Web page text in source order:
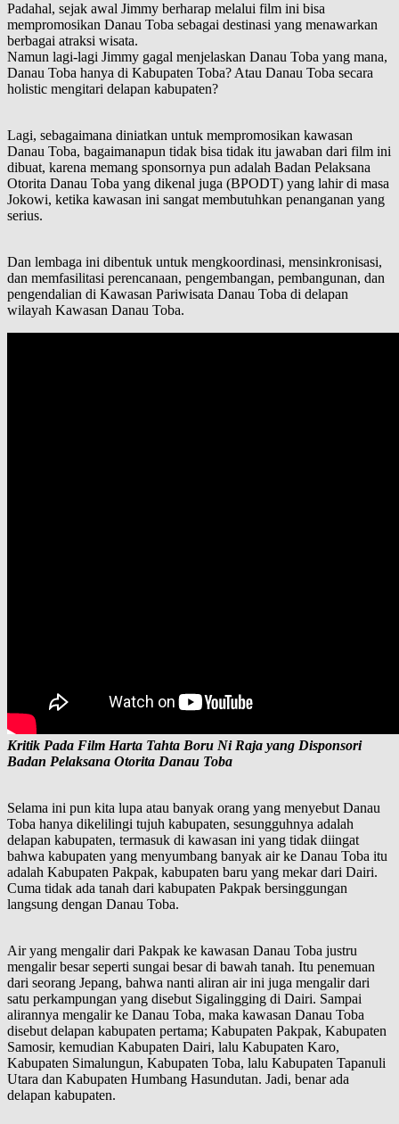
Padahal, sejak awal Jimmy berharap melalui film ini bisa
mempromosikan Danau Toba sebagai destinasi yang menawarkan
berbagai atraksi wisata.
Namun lagi-lagi Jimmy gagal menjelaskan Danau Toba yang mana,
Danau Toba hanya di Kabupaten Toba? Atau Danau Toba secara
holistic mengitari delapan kabupaten?
Lagi, sebagaimana diniatkan untuk mempromosikan kawasan
Danau Toba, bagaimanapun tidak bisa tidak itu jawaban dari film ini
dibuat, karena memang sponsornya pun adalah Badan Pelaksana
Otorita Danau Toba yang dikenal juga (BPODT) yang lahir di masa
Jokowi, ketika kawasan ini sangat membutuhkan penanganan yang
serius.
Dan lembaga ini dibentuk untuk mengkoordinasi, mensinkronisasi,
dan memfasilitasi perencanaan, pengembangan, pembangunan, dan
pengendalian di Kawasan Pariwisata Danau Toba di delapan
wilayah Kawasan Danau Toba.
Kritik Pada Film Harta Tahta Boru Ni Raja yang Disponsori
Badan Pelaksana Otorita Danau Toba
Selama ini pun kita lupa atau banyak orang yang menyebut Danau
Toba hanya dikelilingi tujuh kabupaten, sesungguhnya adalah
delapan kabupaten, termasuk di kawasan ini yang tidak diingat
bahwa kabupaten yang menyumbang banyak air ke Danau Toba itu
adalah Kabupaten Pakpak, kabupaten baru yang mekar dari Dairi.
Cuma tidak ada tanah dari kabupaten Pakpak bersinggungan
langsung dengan Danau Toba.
Air yang mengalir dari Pakpak ke kawasan Danau Toba justru
mengalir besar seperti sungai besar di bawah tanah. Itu penemuan
dari seorang Jepang, bahwa nanti aliran air ini juga mengalir dari
satu perkampungan yang disebut Sigalingging di Dairi. Sampai
alirannya mengalir ke Danau Toba, maka kawasan Danau Toba
disebut delapan kabupaten pertama; Kabupaten Pakpak, Kabupaten
Samosir, kemudian Kabupaten Dairi, lalu Kabupaten Karo,
Kabupaten Simalungun, Kabupaten Toba, lalu Kabupaten Tapanuli
Utara dan Kabupaten Humbang Hasundutan. Jadi, benar ada
delapan kabupaten.